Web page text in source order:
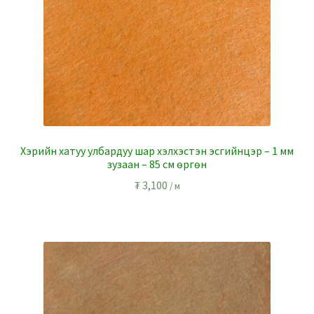
Хэрийн хатуу улбардуу шар хэлхэстэн эсгийнцэр – 1 мм
зузаан – 85 см өргөн
₮3,100 / м